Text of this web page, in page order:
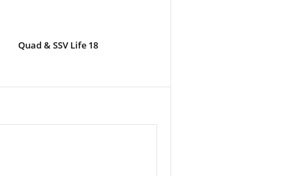
Quad & SSV Life 18